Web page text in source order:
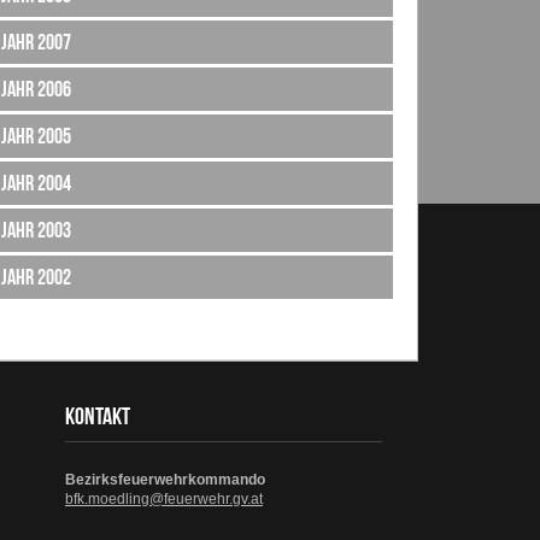
Jahr 2007
Jahr 2006
Jahr 2005
Jahr 2004
Jahr 2003
Jahr 2002
KONTAKT
Bezirksfeuerwehrkommando
bfk.moedling@feuerwehr.gv.at